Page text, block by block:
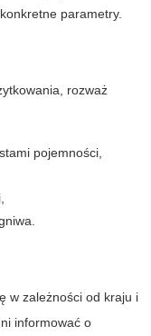
parametry.
rozważ
pojemności,
w zależności od kraju i
informować o